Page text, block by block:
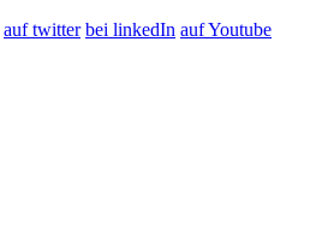
auf twitter bei linkedIn auf Youtube